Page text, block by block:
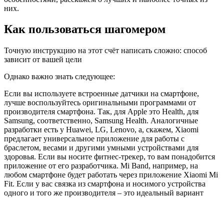
них.
Как пользоваться шагомером
Точную инструкцию на этот счёт написать сложно: способ
зависит от вашей цели
Однако важно знать следующее:
Если вы используете встроенные датчики на смартфоне,
лучше воспользуйтесь оригинальными программами от
производителя смартфона. Так, для Apple это Health, для
Samsung, соответственно, Samsung Health. Аналогичные
разработки есть у Huawei, LG, Lenovo, а, скажем, Xiaomi
предлагает универсальное приложение для работы с
браслетом, весами и другими умными устройствами для
здоровья. Если вы носите фитнес-трекер, то вам понадобится
приложение от его разработчика. Mi Band, например, на
любом смартфоне будет работать через приложение Xiaomi Mi
Fit. Если у вас связка из смартфона и носимого устройства
одного и того же производителя – это идеальный вариант